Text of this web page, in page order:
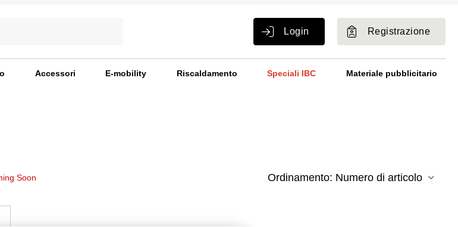
Login Registrazione
Accessori E-mobility Riscaldamento Speciali IBC Materiale pubblicitario
Soon